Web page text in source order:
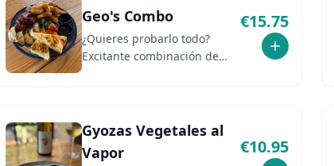
Geo's Combo
¿Quieres probarlo todo?
Excitante combinación de
focaccia mediterranea y
tomate cherry. Servido con
salsa BBQ y salsa de soja
€15.75
Gyozas Vegetales al
Vapor
€10.95